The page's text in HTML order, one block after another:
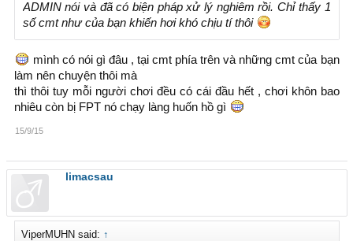
ADMIN nói và đã có biện pháp xử lý nghiêm rồi. Chỉ thấy 1
số cmt như của bạn khiến hơi khó chịu tí thôi
mình có nói gì đâu , tại cmt phía trên và những cmt của bạn
làm nên chuyện thôi mà
thì thôi tuy mỗi người chơi đều có cái đầu hết , chơi khôn bao
nhiêu còn bị FPT nó chạy làng huốn hồ gì
15/9/15
limacsau
ViperMUHN said: ↑